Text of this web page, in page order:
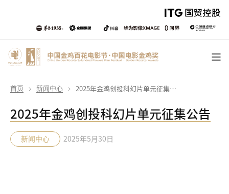
首页 新闻中心 2025年金鸡创投科幻片单元征集公告
2025年金鸡创投科幻片单元征集公告
新闻中心 2025年5月30日